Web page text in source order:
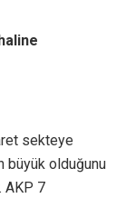
sekteye
büyük olduğunu
AKP 7